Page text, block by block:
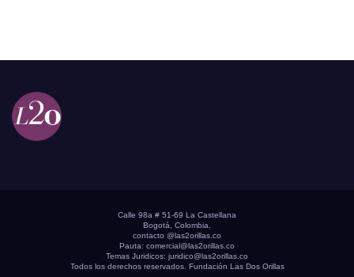
Calle 98a # 51-69 La Castellana
Bogotá, Colombia.
contacto @las2orillas.co
Pauta: comercial@las2orillas.co
Temas Juridicos: juridico@las2orillas.co
Todos los derechos reservados. Fundación Las Dos Orillas